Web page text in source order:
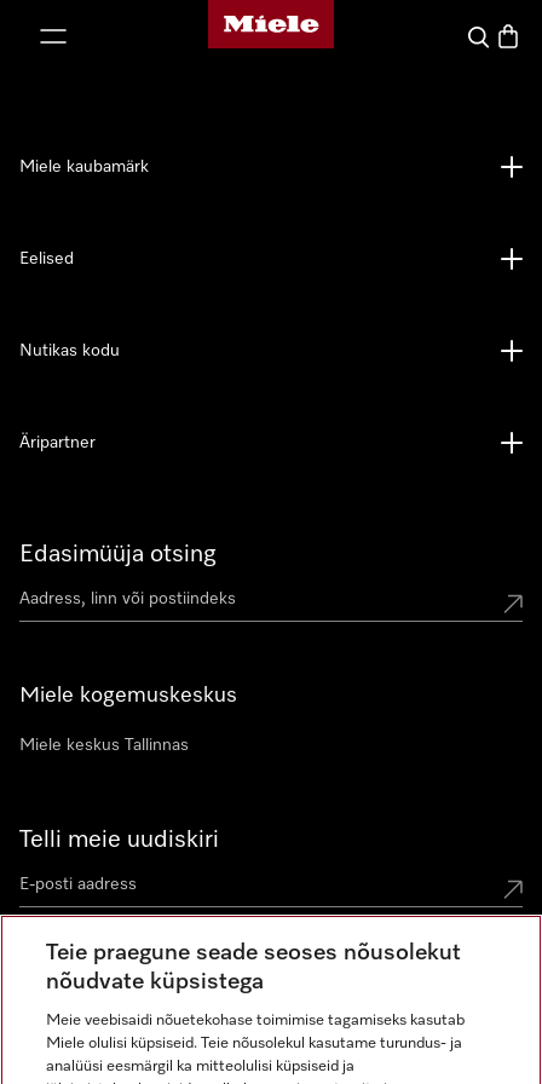
Miele avaleht
Search
Edasimüüja otsing
Miele kogemuskeskus
Miele keskus Tallinnas
Telli meie uudiskiri
Miele kaubamärk
Eelised
Nutikas kodu
Äripartner
Miele Instagramis
Miele Facebookis
Miele Youtube'is
Teie praegune seade seoses nõusolekut
nõudvate küpsistega
Meie veebisaidi nõuetekohase toimimise tagamiseks kasutab
Miele olulisi küpsiseid. Teie nõusolekul kasutame turundus- ja
analüüsi eesmärgil ka mitteolulisi küpsiseid ja